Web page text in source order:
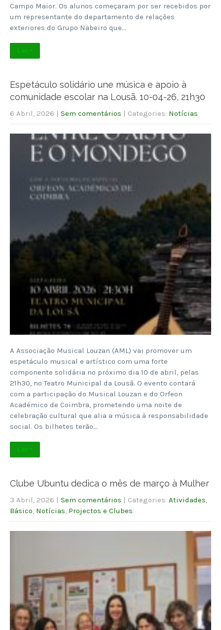
Campo Maior. Os alunos começaram por ser recebidos por
um representante do departamento de relações
exteriores do Grupo Nabeiro que…
Ler +
Espetáculo solidário une música e apoio à
comunidade escolar na Lousã. 10-04-26, 21h30
6 Abril, 2026 | Sem comentários | Categories: Notícias
A Associação Musical Louzan (AML) vai promover um
espetáculo musical e artístico com uma forte
componente solidária no próximo dia 10 de abril, pelas
21h30, no Teatro Municipal da Lousã. O evento contará
com a participação do Musical Louzan e do Orfeon
Académico de Coimbra, prometendo uma noite de
celebração cultural que alia a música à responsabilidade
social. Os bilhetes terão…
Ler +
Clube Ubuntu dedica o mês de março à Mulher
3 Abril, 2026 | Sem comentários | Categories: Atividades
Básico Notícias Projectos e Clubes